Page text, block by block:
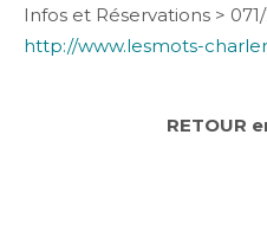
Infos et Réservations >
http://www.lesmots-
RETOUR